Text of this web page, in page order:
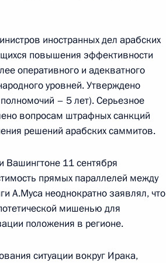
с врио губернатора
области Александром
2026 года, 16:40
иностранных дел арабских
повышения эффективности
оперативного и адекватного
уровней. Утверждено
– 5 лет). Серьезное
вопросам штрафных санкций
решений арабских саммитов.
Вашингтоне 11 сентября
прямых параллелей между
А.Муса неоднократно заявлял, что
мишенью для
положения в регионе.
ситуации вокруг Ирака,